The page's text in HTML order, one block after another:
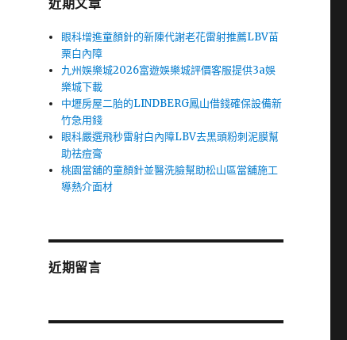
近期文章
眼科增進童顏針的新陳代謝老花雷射推薦LBV苗
栗白內障
九州娛樂城2026富遊娛樂城評價客服提供3a娛
樂城下載
中壢房屋二胎的LINDBERG鳳山借錢確保設備新
竹急用錢
眼科嚴選飛秒雷射白內障LBV去黑頭粉刺泥膜幫
助祛痘膏
桃園當舖的童顏針並醫洗臉幫助松山區當舖施工
導熱介面材
近期留言